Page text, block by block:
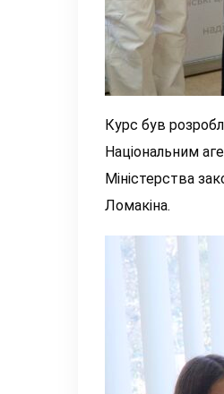
Курс був
Національним
Міністерства
Ломакіна.